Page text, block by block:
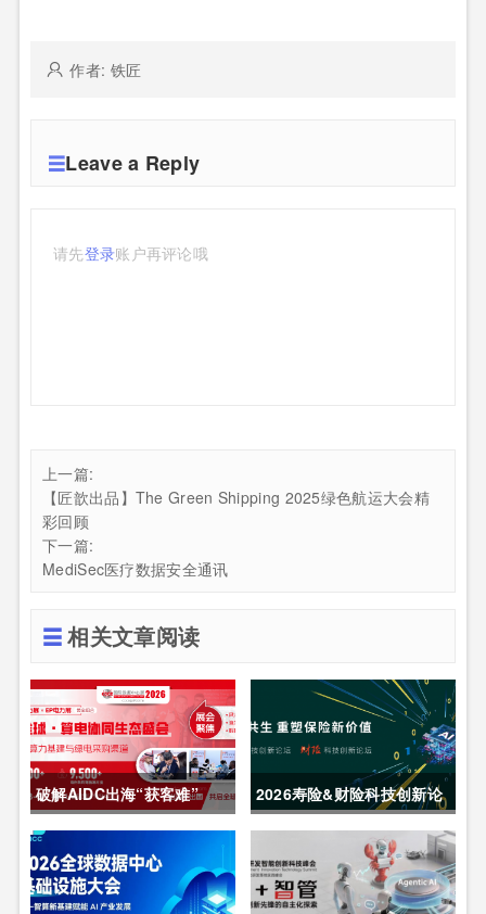
作者: 铁匠
Leave a Reply
请先登录账户再评论哦
上一篇:
【匠歆出品】The Green Shipping 2025绿色航运大会精
彩回顾
下一篇:
MediSec医疗数据安全通讯
相关文章阅读
破解AIDC出海“获客难”
CDCE2026数据中心展
以“算电协同”重构全球算力
2026寿险&财险科技创新论
坛圆满举办